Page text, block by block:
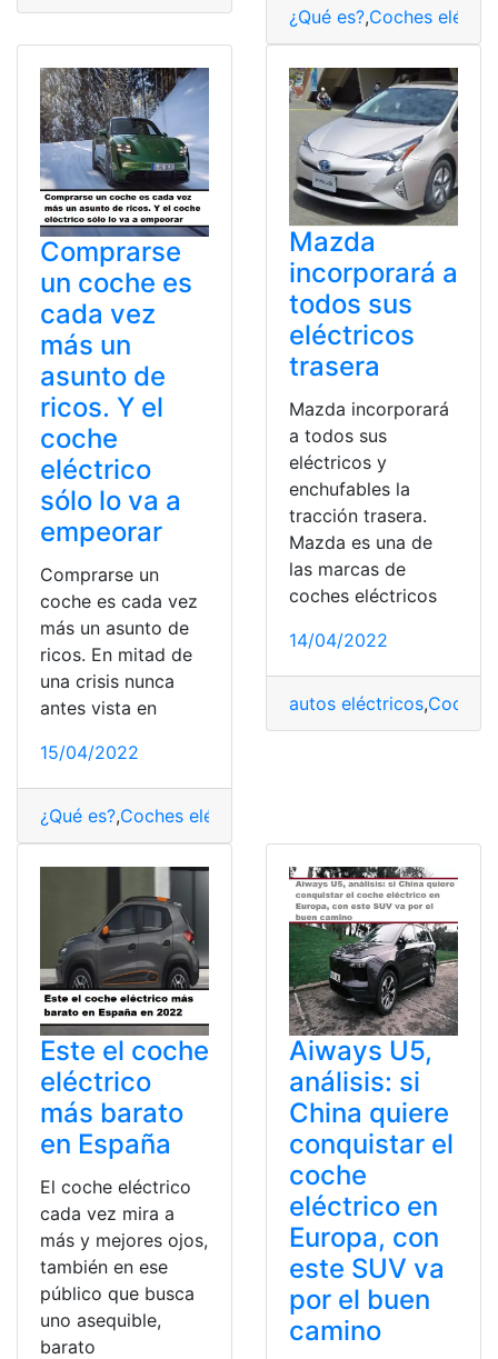
¿Qué es?,Coches
Comprarse
un coche es
cada vez
más un
asunto de
ricos. Y el
coche
eléctrico
sólo lo va a
empeorar
Comprarse un
coche es cada vez
más un asunto de
ricos. En mitad de
una crisis nunca
antes vista en
15/04/2022
¿Qué es?,Coches eléctricos
Mazda
incorporará a
todos sus
eléctricos
trasera
Mazda incorporará
a todos sus
eléctricos y
enchufables la
tracción trasera.
Mazda es una de
las marcas de
coches eléctricos
14/04/2022
autos eléctricos,
Este el coche
eléctrico
más barato
en España
El coche eléctrico
cada vez mira a
más y mejores ojos,
también en ese
público que busca
uno asequible,
barato
Aiways U5,
análisis: si
China quiere
conquistar el
coche
eléctrico en
Europa, con
este SUV va
por el buen
camino